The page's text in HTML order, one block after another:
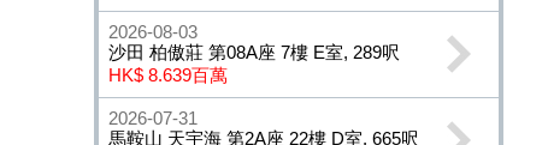
2026-08-03
沙田 柏傲莊 第08A座 7樓 E室, 289呎
HK$ 8.639百萬
2026-07-31
馬鞍山 天宇海 第2A座 22樓 D室, 665呎